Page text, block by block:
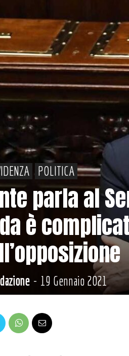
POLITICA
parla al
è
- 19 Gennaio 2021